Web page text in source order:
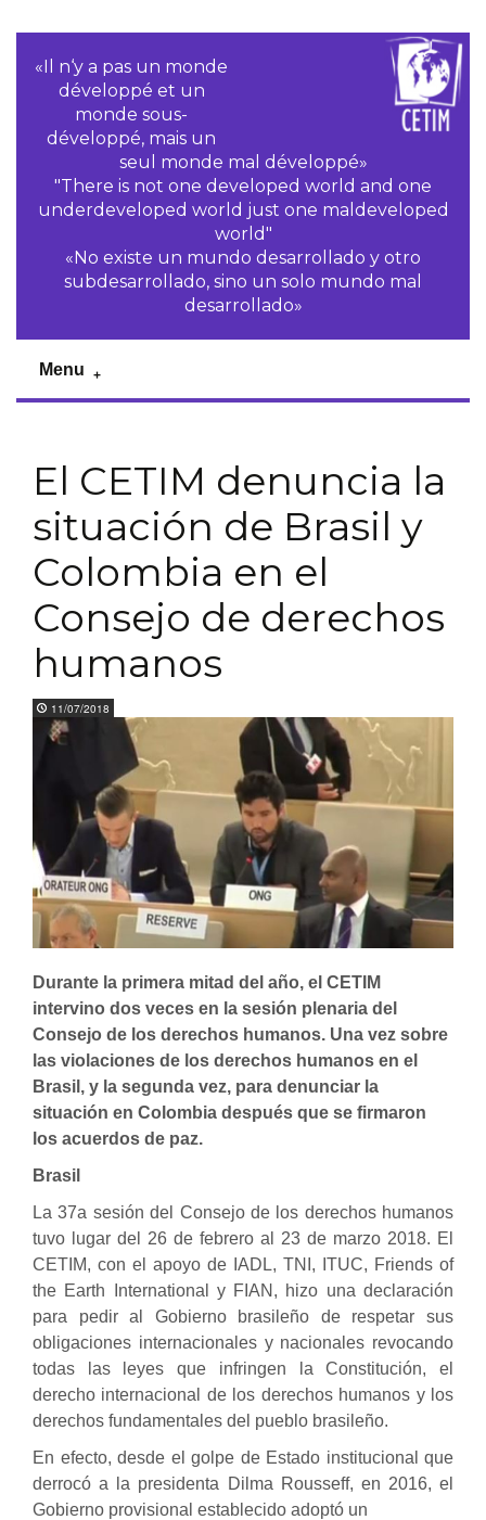
«Il n‘y a pas un monde
développé et un
monde sous-
développé, mais un
seul monde mal développé»
"There is not one developed world and one
underdeveloped world just one maldeveloped
world"
«No existe un mundo desarrollado y otro
subdesarrollado, sino un solo mundo mal
desarrollado»
Menu
El CETIM denuncia la
situación de Brasil y
Colombia en el
Consejo de derechos
humanos
11/07/2018
Durante la primera mitad del año, el CETIM
intervino dos veces en la sesión plenaria del
Consejo de los derechos humanos. Una vez sobre
las violaciones de los derechos humanos en el
Brasil, y la segunda vez, para denunciar la
situación en Colombia después que se firmaron
los acuerdos de paz.
Brasil
La 37a sesión del Consejo de los derechos humanos
tuvo lugar del 26 de febrero al 23 de marzo 2018. El
CETIM, con el apoyo de IADL, TNI, ITUC, Friends of
the Earth International y FIAN, hizo una declaración
para pedir al Gobierno brasileño de respetar sus
obligaciones internacionales y nacionales revocando
todas las leyes que infringen la Constitución, el
derecho internacional de los derechos humanos y los
derechos fundamentales del pueblo brasileño.
En efecto, desde el golpe de Estado institucional que
derrocó a la presidenta Dilma Rousseff, en 2016, el
Gobierno provisional establecido adoptó un